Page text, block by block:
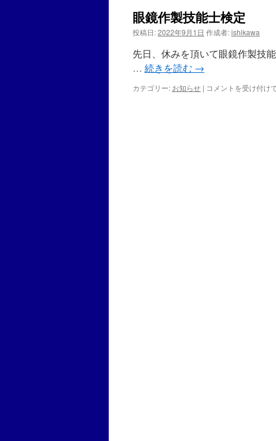
し
た。
は
の
お
知
ら
眼鏡作製技能士検定
投稿日:2022年9月1日 作成者:ishikawa
先日、休みを頂いて眼鏡作製技
… 続きを読む →
カテゴリー: お知らせ | 眼
コメントを受け付け